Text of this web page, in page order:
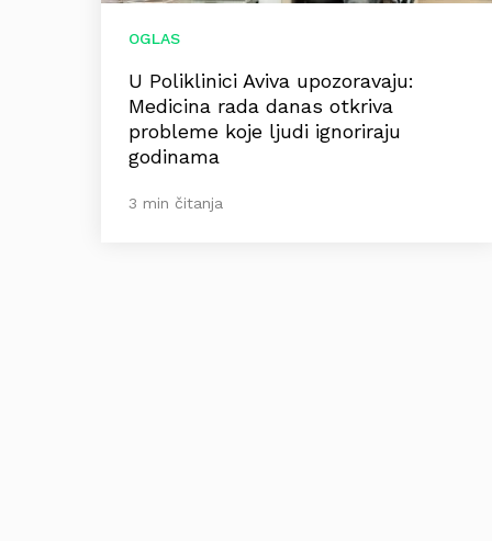
OGLAS
U Poliklinici Aviva upozoravaju:
Medicina rada danas otkriva
probleme koje ljudi ignoriraju
godinama
3 min čitanja